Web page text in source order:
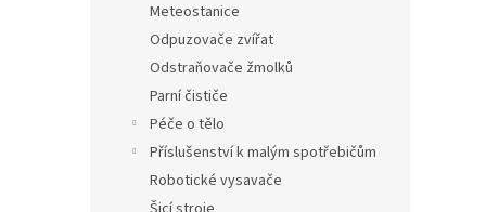
Meteostanice
Odpuzovače zvířat
Odstraňovače žmolků
Parní čističe
Péče o tělo
Příslušenství k malým spotřebičům
Robotické vysavače